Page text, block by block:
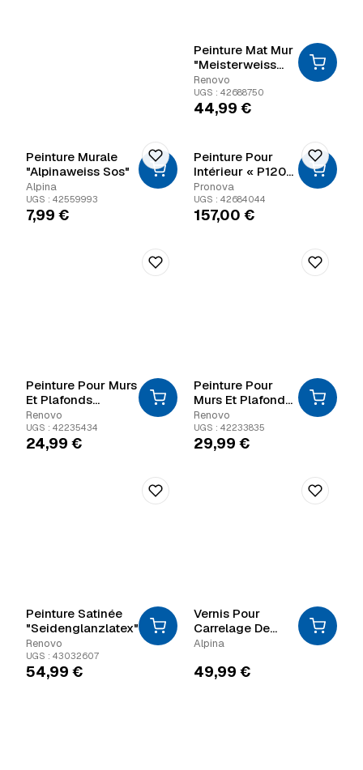
Peinture Mat Mur
"Meisterweiss
Spritzfrei"
Renovo
UGS : 42688750
44,99 €
Peinture Murale
"Alpinaweiss Sos"
Alpina
UGS : 42559993
7,99 €
Peinture Pour
Intérieur « P120
Prestige Mat »
Pronova
UGS : 42684044
157,00 €
Peinture Pour Murs
Et Plafonds
"Innenweiss"
Renovo
UGS : 42235434
24,99 €
Peinture Pour
Murs Et Plafonds
"Wohnweiss"
Renovo
UGS : 42233835
29,99 €
Peinture Satinée
"Seidenglanzlatex"
Renovo
UGS : 43032607
54,99 €
Vernis Pour
Carrelage De
Salle De Bain Et
Alpina
49,99 €